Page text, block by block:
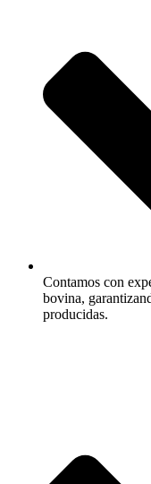
Contamos con
bovina,
producidas.